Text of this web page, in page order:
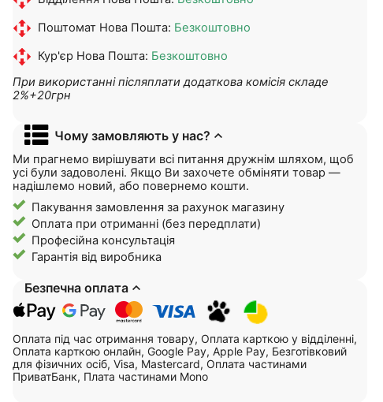
Поштомат Нова Пошта: Безкоштовно
Кур'єр Нова Пошта: Безкоштовно
При використанні післяплати додаткова комісія складе
2%+20грн
Чому замовляють у нас?
Ми прагнемо вирішувати всі питання дружнім шляхом, щоб
усі були задоволені. Якщо Ви захочете обміняти товар —
надішлемо новий, або повернемо кошти.
Пакування замовлення за рахунок магазину
Оплата при отриманні (без передплати)
Професійна консультація
Гарантія від виробника
Безпечна оплата
Оплата під час отримання товару, Оплата карткою у відділенні,
Оплата карткою онлайн, Google Pay, Apple Pay, Безготівковий
для фізичних осіб, Visa, Mastercard, Оплата частинами
ПриватБанк, Плата частинами Mono